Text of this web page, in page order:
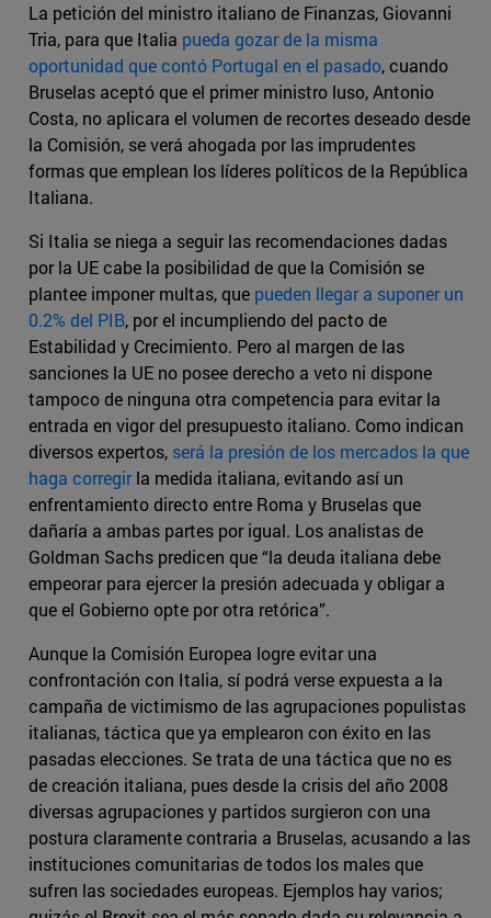
La petición del ministro italiano de Finanzas, Giovanni
Tria, para que Italia pueda gozar de la misma
oportunidad que contó Portugal en el pasado, cuando
Bruselas aceptó que el primer ministro luso, Antonio
Costa, no aplicara el volumen de recortes deseado desde
la Comisión, se verá ahogada por las imprudentes
formas que emplean los líderes políticos de la República
Italiana.
Si Italia se niega a seguir las recomendaciones dadas
por la UE cabe la posibilidad de que la Comisión se
plantee imponer multas, que pueden llegar a suponer un
0.2% del PIB, por el incumpliendo del pacto de
Estabilidad y Crecimiento. Pero al margen de las
sanciones la UE no posee derecho a veto ni dispone
tampoco de ninguna otra competencia para evitar la
entrada en vigor del presupuesto italiano. Como indican
diversos expertos, será la presión de los mercados la que
haga corregirla medida italiana, evitando así un
enfrentamiento directo entre Roma y Bruselas que
dañaría a ambas partes por igual. Los analistas de
Goldman Sachs predicen que “la deuda italiana debe
empeorar para ejercer la presión adecuada y obligar a
que el Gobierno opte por otra retórica”.
Aunque la Comisión Europea logre evitar una
confrontación con Italia, sí podrá verse expuesta a la
campaña de victimismo de las agrupaciones populistas
italianas, táctica que ya emplearon con éxito en las
pasadas elecciones. Se trata de una táctica que no es
de creación italiana, pues desde la crisis del año 2008
diversas agrupaciones y partidos surgieron con una
postura claramente contraria a Bruselas, acusando a las
instituciones comunitarias de todos los males que
sufren las sociedades europeas. Ejemplos hay varios;